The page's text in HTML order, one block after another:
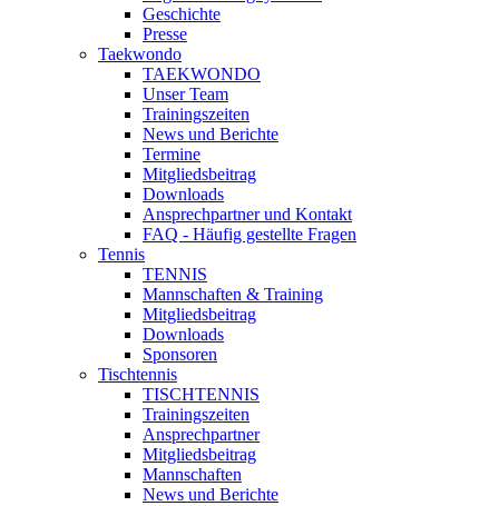
Geschichte
Presse
Taekwondo
TAEKWONDO
Unser Team
Trainingszeiten
News und Berichte
Termine
Mitgliedsbeitrag
Downloads
Ansprechpartner und Kontakt
FAQ - Häufig gestellte Fragen
Tennis
TENNIS
Mannschaften & Training
Mitgliedsbeitrag
Downloads
Sponsoren
Tischtennis
TISCHTENNIS
Trainingszeiten
Ansprechpartner
Mitgliedsbeitrag
Mannschaften
News und Berichte